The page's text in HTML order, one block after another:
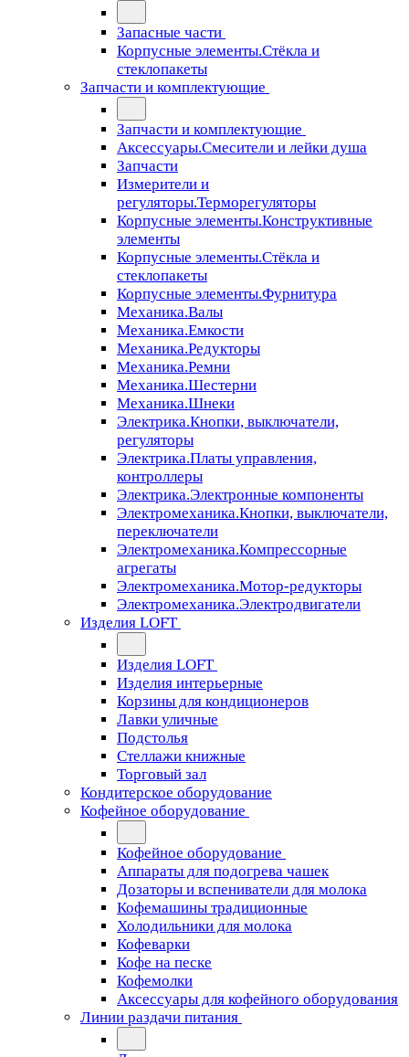
Запасные части
Корпусные элементы.Стёкла и
стеклопакеты
Запчасти и комплектующие
Запчасти и комплектующие
Аксессуары.Смесители и лейки душа
Запчасти
Измерители и
регуляторы.Терморегуляторы
Корпусные элементы.Конструктивные
элементы
Корпусные элементы.Стёкла и
стеклопакеты
Корпусные элементы.Фурнитура
Механика.Валы
Механика.Емкости
Механика.Редукторы
Механика.Ремни
Механика.Шестерни
Механика.Шнеки
Электрика.Кнопки, выключатели,
регуляторы
Электрика.Платы управления,
контроллеры
Электрика.Электронные компоненты
Электромеханика.Кнопки, выключатели,
переключатели
Электромеханика.Компрессорные
агрегаты
Электромеханика.Мотор-редукторы
Электромеханика.Электродвигатели
Изделия LOFT
Изделия LOFT
Изделия интерьерные
Корзины для кондиционеров
Лавки уличные
Подстолья
Стеллажи книжные
Торговый зал
Кондитерское оборудование
Кофейное оборудование
Кофейное оборудование
Аппараты для подогрева чашек
Дозаторы и вспениватели для молока
Кофемашины традиционные
Холодильники для молока
Кофеварки
Кофе на песке
Кофемолки
Аксессуары для кофейного оборудования
Линии раздачи питания